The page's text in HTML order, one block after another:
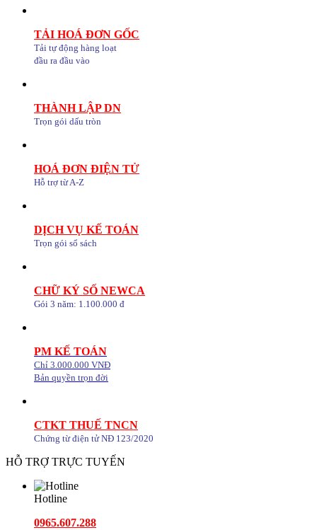
TẢI HOÁ ĐƠN GỐC
Tải tự động hàng loạt
đầu ra đầu vào
THÀNH LẬP DN
Trọn gói dấu tròn
HOÁ ĐƠN ĐIỆN TỬ
Hỗ trợ từ A-Z
DỊCH VỤ KẾ TOÁN
Trọn gói sổ sách
CHỮ KÝ SỐ NEWCA
Gói 3 năm: 1.100.000 đ
PM KẾ TOÁN
Chỉ 3.000.000 VNĐ
Bản quyền trọn đời
CTKT THUẾ TNCN
Chứng từ điện tử NĐ 123/2020
HỖ TRỢ TRỰC TUYẾN
Hotline
0965.607.288